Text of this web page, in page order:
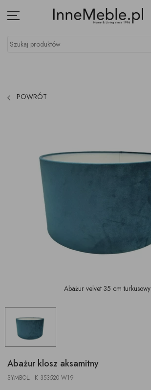
Menu
Szukaj produktów
POWRÓT
Abażur velvet 35 cm turkusowy
Abażur klosz aksamitny
SYMBOL: K 353520 W19